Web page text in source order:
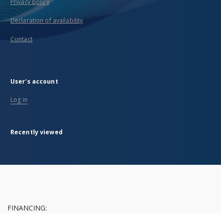
Privacy policy
Declaration of availability
Contact
User's account
Log in
Recently viewed
FINANCING: